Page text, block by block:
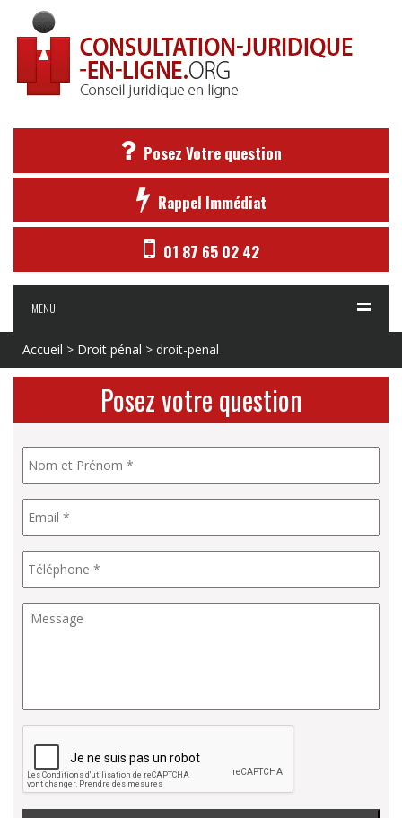
Posez Votre question
Rappel Immédiat
01 87 65 02 42
MENU
Accueil > Droit pénal > droit-penal
Posez votre question